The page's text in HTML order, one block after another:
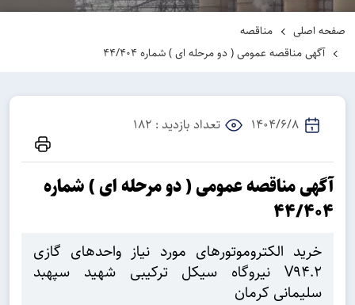
صفحه اصلی
مناقصه
آگهی مناقصه عمومی ( دو مرحله ای ) شماره 44/404
1404/6/8 تعداد بازدید : 182
آگهی مناقصه عمومی ( دو مرحله ای ) شماره
44/404
خرید الکتروموتورهای مورد نیاز واحدهای گازی
V94.2 نیروگاه سیکل ترکیبی شهید سپهبد
سلیمانی کرمان